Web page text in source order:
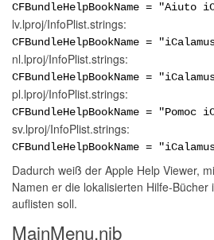
CFBundleHelpBookName = "Aiuto
lv.lproj/InfoPlist.strings:
CFBundleHelpBookName =
nl.lproj/InfoPlist.strings:
CFBundleHelpBookName =
pl.lproj/InfoPlist.strings:
CFBundleHelpBookName = "Pomoc
sv.lproj/InfoPlist.strings:
CFBundleHelpBookName =
Dadurch weiß der Apple Help Viewer,
Namen er die lokalisierten Hilfe-
auflisten soll.
MainMenu.nib